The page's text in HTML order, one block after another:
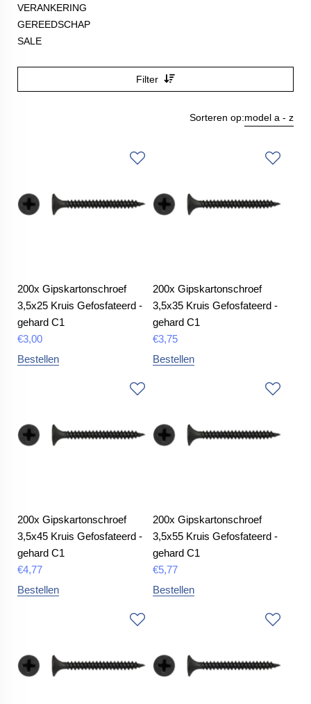
VERANKERING
GEREEDSCHAP
SALE
Filter
Sorteren op:model a - z
200x Gipskartonschroef
3,5x25 Kruis Gefosfateerd -
gehard C1
€3,00
Bestellen
200x Gipskartonschroef
3,5x35 Kruis Gefosfateerd -
gehard C1
€3,75
Bestellen
200x Gipskartonschroef
3,5x45 Kruis Gefosfateerd -
gehard C1
€4,77
Bestellen
200x Gipskartonschroef
3,5x55 Kruis Gefosfateerd -
gehard C1
€5,77
Bestellen